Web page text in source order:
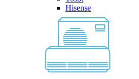
Hisense